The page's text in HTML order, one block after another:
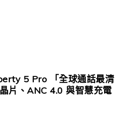
5 Pro 「全球通話最清
片、ANC 4.0 與智慧充電